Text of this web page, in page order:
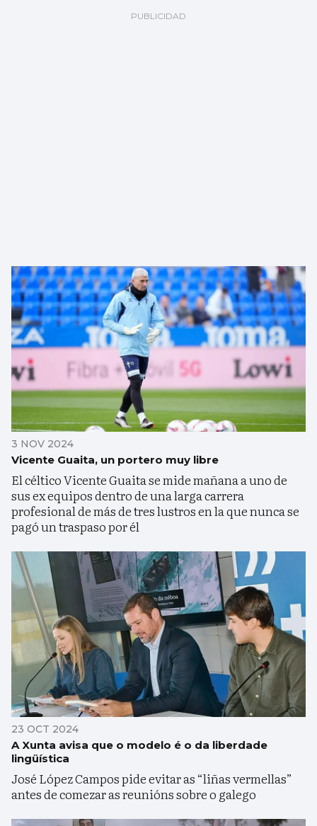
3 NOV 2024
Vicente Guaita, un portero muy libre
El céltico Vicente Guaita se mide mañana a uno de
sus ex equipos dentro de una larga carrera
profesional de más de tres lustros en la que nunca se
pagó un traspaso por él
23 OCT 2024
A Xunta avisa que o modelo é o da liberdade
lingüística
José López Campos pide evitar as “liñas vermellas”
antes de comezar as reunións sobre o galego